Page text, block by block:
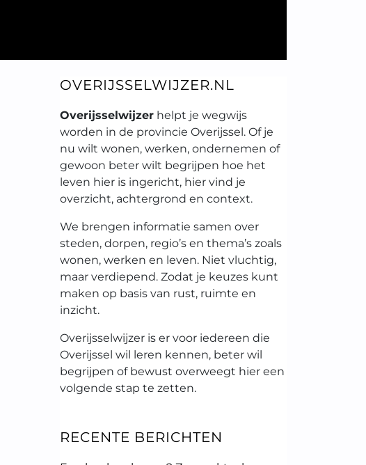
OVERIJSSELWIJZER.NL
Overijsselwijzer helpt je wegwijs
worden in de provincie Overijssel. Of je
nu wilt wonen, werken, ondernemen of
gewoon beter wilt begrijpen hoe het
leven hier is ingericht, hier vind je
overzicht, achtergrond en context.
We brengen informatie samen over
steden, dorpen, regio’s en thema’s zoals
wonen, werken en leven. Niet vluchtig,
maar verdiepend. Zodat je keuzes kunt
maken op basis van rust, ruimte en
inzicht.
Overijsselwijzer is er voor iedereen die
Overijssel wil leren kennen, beter wil
begrijpen of bewust overweegt hier een
volgende stap te zetten.
RECENTE BERICHTEN